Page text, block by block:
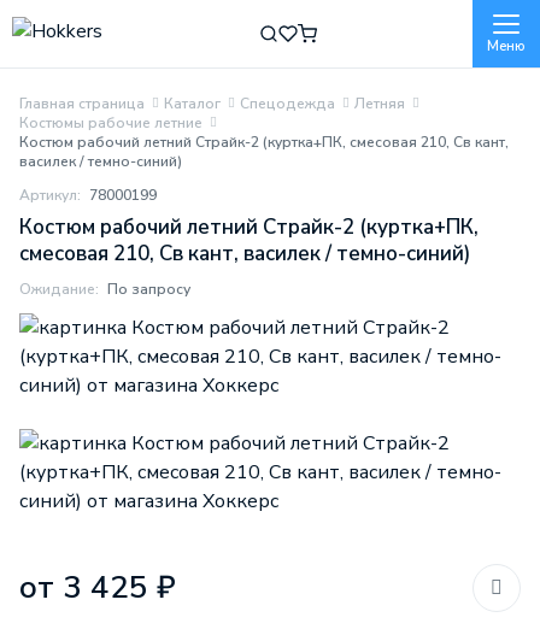
Меню
Главная страница Каталог Спецодежда
Летняя
Костюмы рабочие летние
Костюм рабочий летний Страйк-2 (куртка+ПК, смесовая 210, Св кант,
василек / темно-синий)
Артикул: 78000199
Костюм рабочий летний Страйк-2 (куртка+ПК,
смесовая 210, Св кант, василек / темно-синий)
Ожидание: По запросу
от 3 425 ₽